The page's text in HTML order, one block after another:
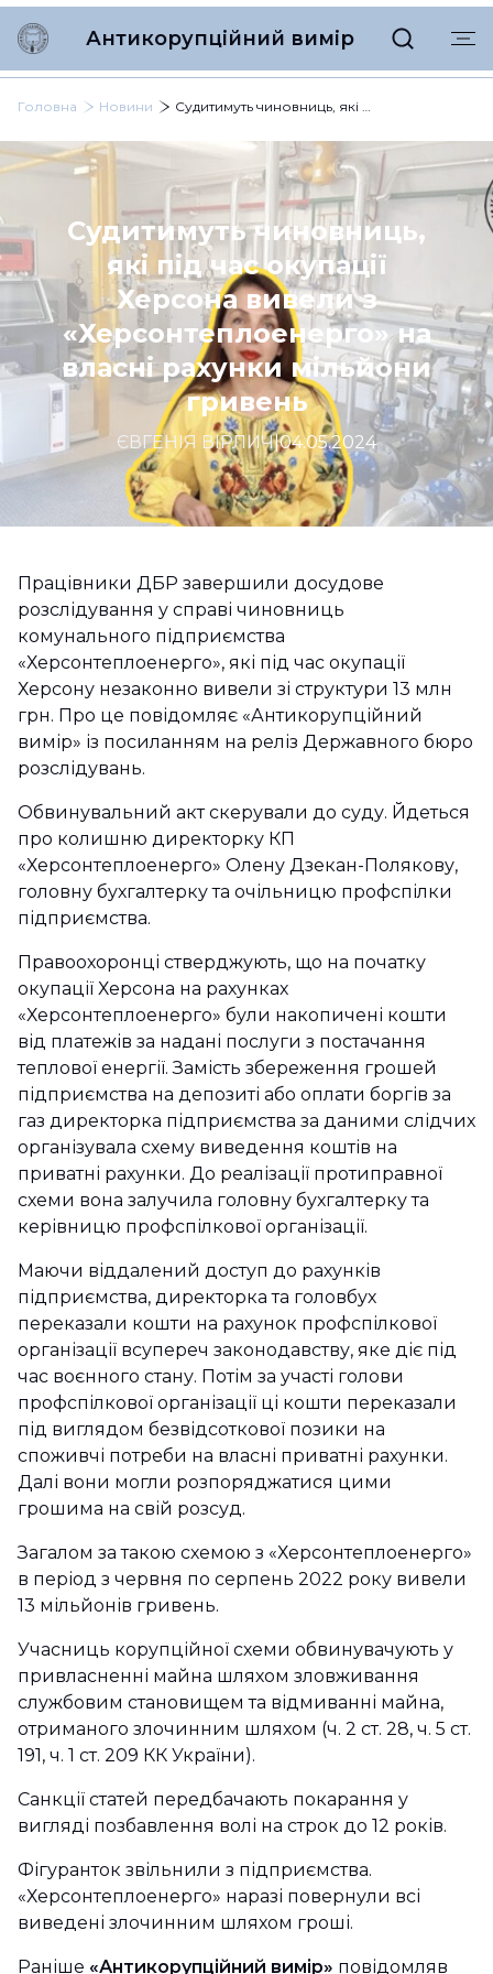
Антикорупційний вимір
Головна Новини Судитимуть чиновниць, які під час окупації Херсона вивели з «Херсонтеплоенерго» на власні рахунки мільйони гривень
Судитимуть чиновниць,
які під час окупації
Херсона вивели з
«Херсонтеплоенерго» на
власні рахунки мільйони
гривень
ЄВГЕНІЯ ВІРЛИЧ|04.05.2024
Працівники ДБР завершили досудове
розслідування у справі чиновниць
комунального підприємства
«Херсонтеплоенерго», які під час окупації
Херсону незаконно вивели зі структури 13 млн
грн. Про це повідомляє «Антикорупційний
вимір» із посиланням на реліз Державного бюро
розслідувань.
Обвинувальний акт скерували до суду. Йдеться
про колишню директорку КП
«Херсонтеплоенерго» Олену Дзекан-Полякову,
головну бухгалтерку та очільницю профспілки
підприємства.
Правоохоронці стверджують, що на початку
окупації Херсона на рахунках
«Херсонтеплоенерго» були накопичені кошти
від платежів за надані послуги з постачання
теплової енергії. Замість збереження грошей
підприємства на депозиті або оплати боргів за
газ директорка підприємства за даними слідчих
організувала схему виведення коштів на
приватні рахунки. До реалізації протиправної
схеми вона залучила головну бухгалтерку та
керівницю профспілкової організації.
Маючи віддалений доступ до рахунків
підприємства, директорка та головбух
переказали кошти на рахунок профспілкової
організації всупереч законодавству, яке діє під
час воєнного стану. Потім за участі голови
профспілкової організації ці кошти переказали
під виглядом безвідсоткової позики на
споживчі потреби на власні приватні рахунки.
Далі вони могли розпоряджатися цими
грошима на свій розсуд.
Загалом за такою схемою з «Херсонтеплоенерго»
в період з червня по серпень 2022 року вивели
13 мільйонів гривень.
Учасниць корупційної схеми обвинувачують у
привласненні майна шляхом зловживання
службовим становищем та відмиванні майна,
отриманого злочинним шляхом (ч. 2 ст. 28, ч. 5 ст.
191, ч. 1 ст. 209 КК України).
Санкції статей передбачають покарання у
вигляді позбавлення волі на строк до 12 років.
Фігуранток звільнили з підприємства.
«Херсонтеплоенерго» наразі повернули всі
виведені злочинним шляхом гроші.
Раніше «Антикорупційний вимір» повідомляв